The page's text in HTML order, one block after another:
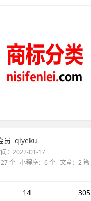
员 qiyeku
：2022-01-17
27 个 小程序：6 个 文章：2 篇
14 305